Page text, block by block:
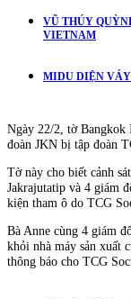
VŨ THÚY
VIETNAM
MIDU DIỆN
Ngày 22/2, tờ
đoàn JKN bị tập đoàn
Tờ này cho biết cảnh
Jakrajutatip và 4 giám
kiện tham ô do TCG
Bà Anne cùng 4 giám
khỏi nhà máy sản xuất
thông báo cho TCG